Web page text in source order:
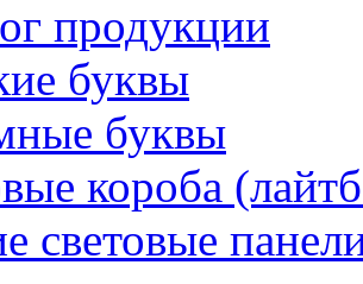
продукции
буквы
буквы
короба
световые